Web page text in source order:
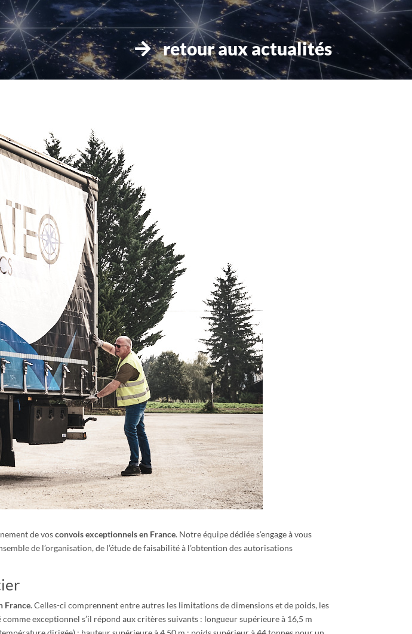
retour aux actualités
de vosconvois exceptionnels en France. Notre équipe dédiée s’engage à vous
de l’organisation, de l’étude de faisabilité à l’obtention des autorisations
France. Celles-ci comprennent entre autres les limitations de dimensions et de poids, les
exceptionnel s’il répond aux critères suivants : longueur supérieure à 16,5 m